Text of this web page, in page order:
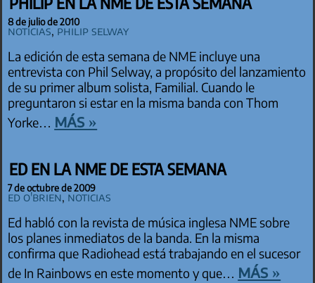
8 de julio de 2010
Noticias, Philip Selway
La edición de esta semana de NME incluye una
entrevista con Phil Selway, a propósito del lanzamiento
de su primer album solista, Familial. Cuando le
preguntaron si estar en la misma banda con Thom
Yorke… más »
ED EN LA NME DE ESTA SEMANA
7 de octubre de 2009
Ed O'Brien, Noticias
Ed habló con la revista de música inglesa NME sobre
los planes inmediatos de la banda. En la misma
confirma que Radiohead está trabajando en el sucesor
de In Rainbows en este momento y que… más »